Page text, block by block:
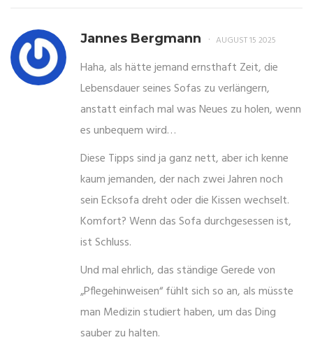
Jannes Bergmann AUGUST 15 2025
Haha, als hätte jemand ernsthaft Zeit, die
Lebensdauer seines Sofas zu verlängern,
anstatt einfach mal was Neues zu holen, wenn
es unbequem wird…
Diese Tipps sind ja ganz nett, aber ich kenne
kaum jemanden, der nach zwei Jahren noch
sein Ecksofa dreht oder die Kissen wechselt.
Komfort? Wenn das Sofa durchgesessen ist,
ist Schluss.
Und mal ehrlich, das ständige Gerede von
„Pflegehinweisen“ fühlt sich so an, als müsste
man Medizin studiert haben, um das Ding
sauber zu halten.